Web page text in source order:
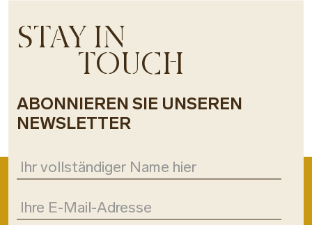
STAY IN
TOUCH
ABONNIEREN SIE UNSEREN
NEWSLETTER